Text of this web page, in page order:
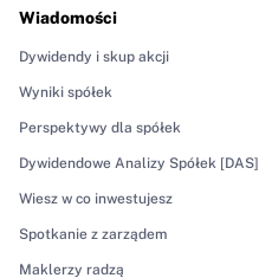
Wiadomości
Dywidendy i skup akcji
Wyniki spółek
Perspektywy dla spółek
Dywidendowe Analizy Spółek [DAS]
Wiesz w co inwestujesz
Spotkanie z zarządem
Maklerzy radzą